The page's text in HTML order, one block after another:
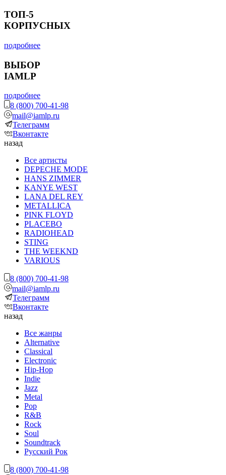
ТОП-5
КОРПУСНЫХ
подробнее
ВЫБОР
IAMLP
подробнее
8 (800) 700-41-98
mail@iamlp.ru
Телеграмм
Вконтакте
назад
Все артисты
DEPECHE MODE
HANS ZIMMER
KANYE WEST
LANA DEL REY
METALLICA
PINK FLOYD
PLACEBO
RADIOHEAD
STING
THE WEEKND
VARIOUS
8 (800) 700-41-98
mail@iamlp.ru
Телеграмм
Вконтакте
назад
Все жанры
Alternative
Classical
Electronic
Hip-Hop
Indie
Jazz
Metal
Pop
R&B
Rock
Soul
Soundtrack
Русский Рок
8 (800) 700-41-98